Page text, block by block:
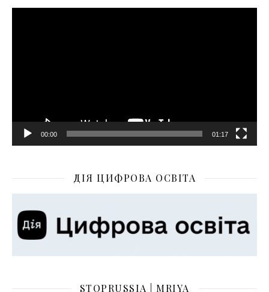
00:00 01:17
ДІЯ ЦИФРОВА ОСВІТА
STOPRUSSIA | MRIYA